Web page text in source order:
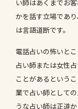
い師はあくまでお
かを話す立場であ
は言語道断です。
電話占いの怖いと
占い師または女性
ことがあるという
業で占い師として
うな占い師は正道か